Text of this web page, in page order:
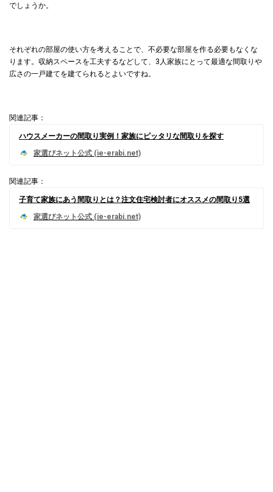
でしょうか。
それぞれの部屋の使い方を考えることで、不必要な部屋を作る必要もなくな
ります。収納スペースを工夫するなどして、3人家族にとって最適な間取りや
広さの一戸建てを建てられるとよいですね。
関連記事：
ハウスメーカーの間取り実例！家族にピッタリな間取りを探す
関連記事：
子育て家族にあう間取りとは？注文住宅検討者にオススメの間取り5選